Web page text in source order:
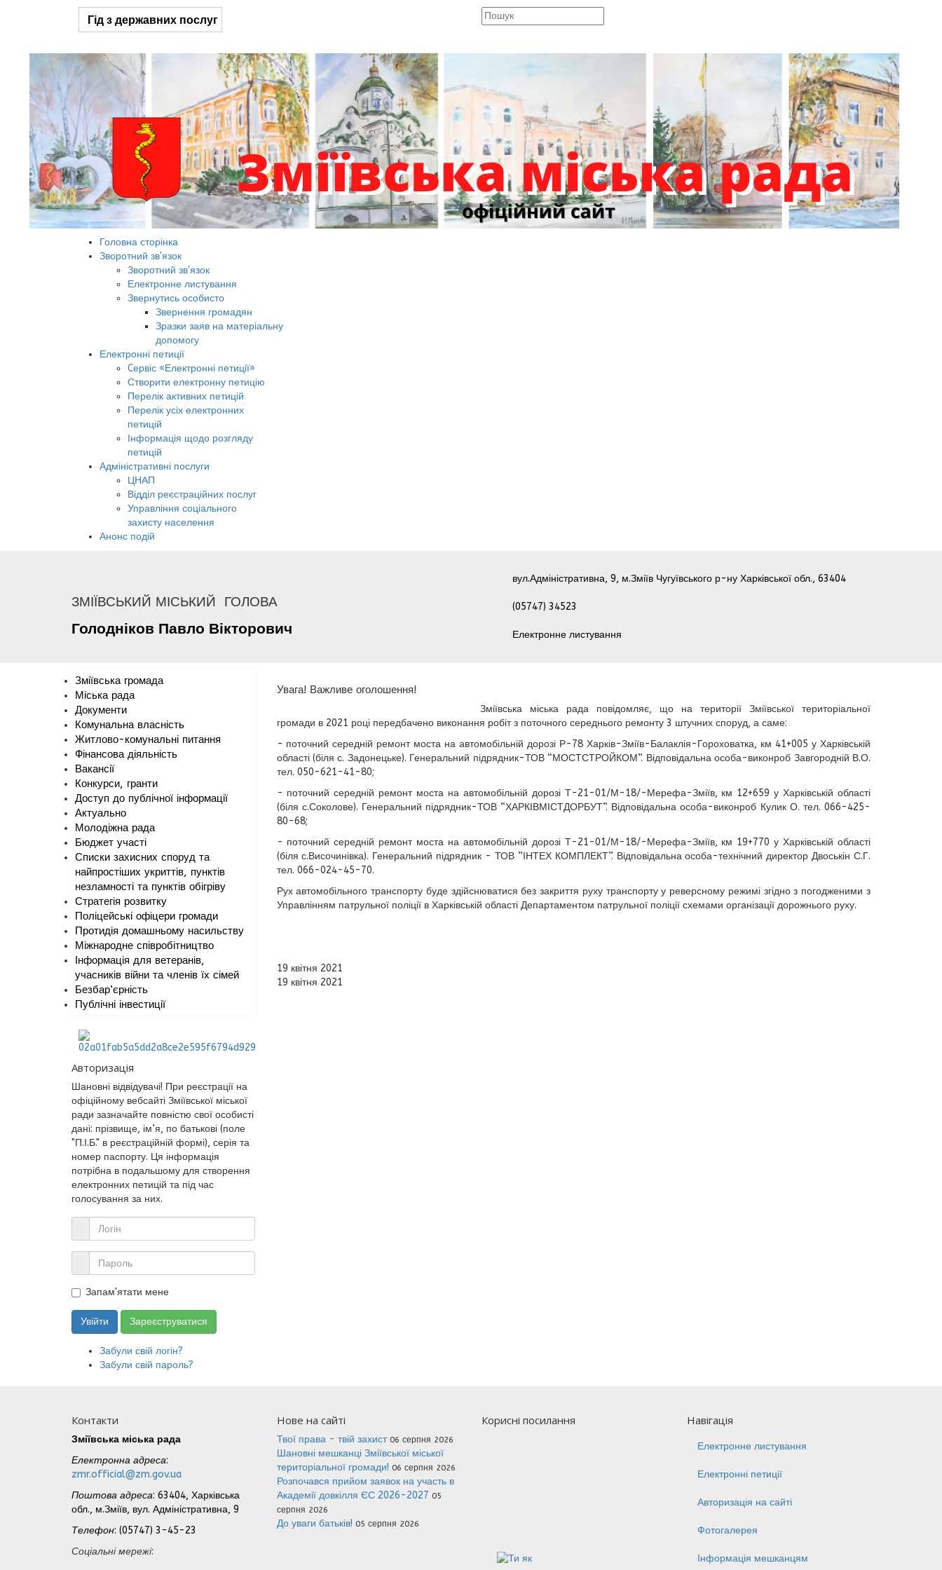
Гід з державних послуг
Головна сторінка
Зворотний зв'язок
Зворотний зв'язок
Електронне листування
Звернутись особисто
Звернення громадян
Зразки заяв на матеріальну
допомогу
Електронні петиції
Cервіс «Електронні петиції»
Створити електронну петицію
Перелік активних петицій
Перелік усіх електронних
петицій
Інформація щодо розгляду
петицій
Адміністративні послуги
ЦНАП
Відділ реєстраційних послуг
Управління соціального
захисту населення
Анонс подій
ЗМІЇВСЬКИЙ МІСЬКИЙ ГОЛОВА
Голодніков Павло Вікторович
вул.Адміністративна, 9, м.Зміїв Чугуївського р-ну Харківської обл., 63404
(05747) 34523
Електронне листування
Зміївська громада
Міська рада
Документи
Комунальна власність
Житлово-комунальні питання
Фінансова діяльність
Вакансії
Конкурси, гранти
Доступ до публічної інформації
Актуально
Молодіжна рада
Бюджет участі
Списки захисних споруд та
найпростіших укриттів, пунктів
незламності та пунктів обігріву
Стратегія розвитку
Поліцейські офіцери громади
Протидія домашньому насильству
Міжнародне співробітництво
Інформація для ветеранів,
учасників війни та членів їх сімей
Безбар’єрність
Публічні інвестиції
Авторизація
Шановні відвідувачі! При реєстрації на
офіційному вебсайті Зміївської міської
ради зазначайте повністю свої особисті
дані: прізвище, ім’я, по батькові (поле
"П.І.Б." в реєстраційній формі), серія та
номер паспорту. Ця інформація
потрібна в подальшому для створення
електронних петицій та під час
голосування за них.
Запам'ятати мене
Увійти Зареєструватися
Забули свій логін?
Забули свій пароль?
Увага! Важливе оголошення!
Зміївська міська рада повідомляє, що на території Зміївської територіальної
громади в 2021 році передбачено виконання робіт з поточного середнього ремонту 3 штучних споруд, а саме:
- поточний середній ремонт моста на автомобільній дорозі Р-78 Харків-Зміїв-Балаклія-Гороховатка, км 41+005 у Харківській
області (біля с. Задонецьке). Генеральний підрядник-ТОВ “МОСТСТРОЙКОМ”. Відповідальна особа-виконроб Завгородній В.О.
тел. 050-621-41-80;
- поточний середній ремонт моста на автомобільній дорозі Т-21-01/М-18/-Мерефа-Зміїв, км 12+659 у Харківській області
(біля с.Соколове). Генеральний підрядник-ТОВ “ХАРКІВМІСТДОРБУТ”. Відповідальна особа-виконроб Кулик О. тел. 066-425-
80-68;
- поточний середній ремонт моста на автомобільній дорозі Т-21-01/М-18/-Мерефа-Зміїв, км 19+770 у Харківській області
(біля с.Височинівка). Генеральний підрядник - ТОВ ”ІНТЕХ КОМПЛЕКТ”. Відповідальна особа-технічний директор Двоськін С.Г.
тел. 066-024-45-70.
Рух автомобільного транспорту буде здійснюватися без закриття руху транспорту у реверсному режимі згідно з погодженими з
Управлінням патрульної поліції в Харківській області Департаментом патрульної поліції схемами організації дорожнього руху.
19 квітня 2021
19 квітня 2021
Контакти
Зміївська міська рада
Електронна адреса:
zmr.official@zm.gov.ua
Поштова адреса: 63404, Харківська
обл., м.Зміїв, вул. Адміністративна, 9
Телефон: (05747) 3-45-23
Соціальні мережі:
Нове на сайті
Твої права - твій захист 06 серпня 2026
Шановні мешканці Зміївської міської
територіальної громади! 06 серпня 2026
Розпочався прийом заявок на участь в
Академії довкілля ЄС 2026-2027 05
серпня 2026
До уваги батьків! 05 серпня 2026
Корисні посилання Навігація
Електронне листування
Електронні петиції
Авторизація на сайті
Фотогалерея
Інформація мешканцям